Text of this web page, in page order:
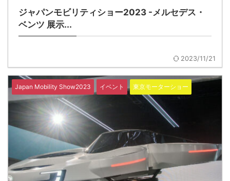
ジャパンモビリティショー2023 -メルセデス・
ベンツ 展示...
2023/11/21
Japan Mobility Show2023 イベント 東京モーターショー